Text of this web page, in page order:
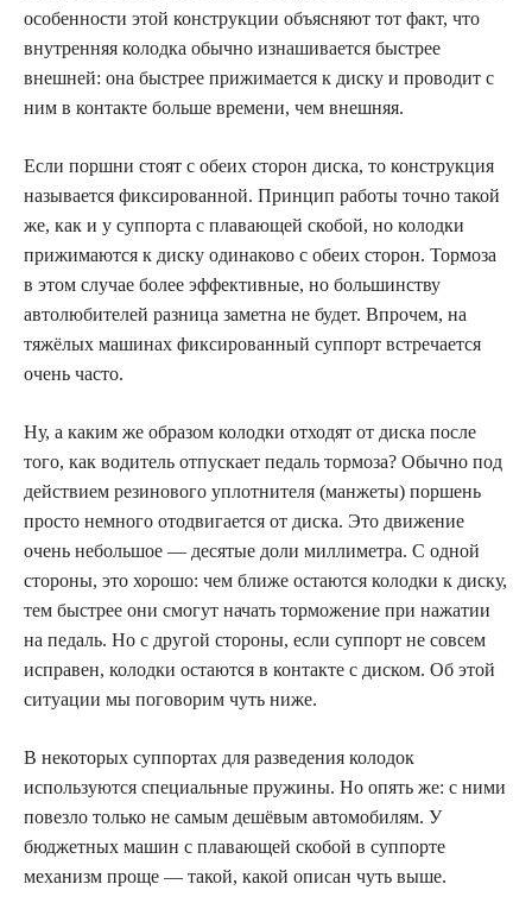
особенности этой конструкции объясняют тот факт, что
внутренняя колодка обычно изнашивается быстрее
внешней: она быстрее прижимается к диску и проводит с
ним в контакте больше времени, чем внешняя.
Если поршни стоят с обеих сторон диска, то конструкция
называется фиксированной. Принцип работы точно такой
же, как и у суппорта с плавающей скобой, но колодки
прижимаются к диску одинаково с обеих сторон. Тормоза
в этом случае более эффективные, но большинству
автолюбителей разница заметна не будет. Впрочем, на
тяжёлых машинах фиксированный суппорт встречается
очень часто.
Ну, а каким же образом колодки отходят от диска после
того, как водитель отпускает педаль тормоза? Обычно под
действием резинового уплотнителя (манжеты) поршень
просто немного отодвигается от диска. Это движение
очень небольшое — десятые доли миллиметра. С одной
стороны, это хорошо: чем ближе остаются колодки к диску,
тем быстрее они смогут начать торможение при нажатии
на педаль. Но с другой стороны, если суппорт не совсем
исправен, колодки остаются в контакте с диском. Об этой
ситуации мы поговорим чуть ниже.
В некоторых суппортах для разведения колодок
используются специальные пружины. Но опять же: с ними
повезло только не самым дешёвым автомобилям. У
бюджетных машин с плавающей скобой в суппорте
механизм проще — такой, какой описан чуть выше.